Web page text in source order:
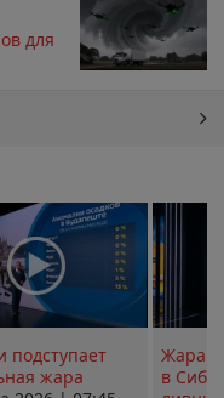
для
подступает
жара
Жара в
в